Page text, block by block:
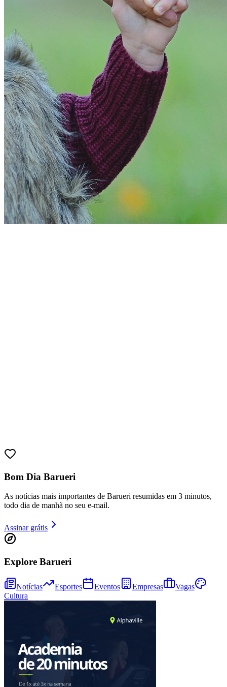
Bragantino
Bom Dia Barueri
As notícias mais importantes de Barueri resumidas em 3 minutos,
todo dia de manhã no seu e-mail.
Assinar grátis
Explore Barueri
Notícias Esportes Eventos Empresas
Vagas
Cultura